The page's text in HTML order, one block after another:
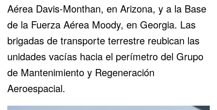
Aérea Davis-Monthan, en Arizona, y a la Base
de la Fuerza Aérea Moody, en Georgia. Las
brigadas de transporte terrestre reubican las
unidades vacías hacia el perímetro del Grupo
de Mantenimiento y Regeneración
Aeroespacial.